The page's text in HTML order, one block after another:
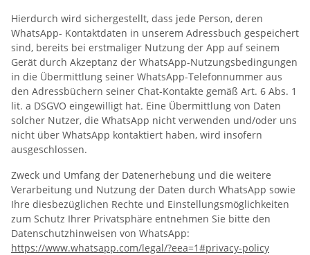
Hierdurch wird sichergestellt, dass jede Person, deren
WhatsApp- Kontaktdaten in unserem Adressbuch gespeichert
sind, bereits bei erstmaliger Nutzung der App auf seinem
Gerät durch Akzeptanz der WhatsApp-Nutzungsbedingungen
in die Übermittlung seiner WhatsApp-Telefonnummer aus
den Adressbüchern seiner Chat-Kontakte gemäß Art. 6 Abs. 1
lit. a DSGVO eingewilligt hat. Eine Übermittlung von Daten
solcher Nutzer, die WhatsApp nicht verwenden und/oder uns
nicht über WhatsApp kontaktiert haben, wird insofern
ausgeschlossen.
Zweck und Umfang der Datenerhebung und die weitere
Verarbeitung und Nutzung der Daten durch WhatsApp sowie
Ihre diesbezüglichen Rechte und Einstellungsmöglichkeiten
zum Schutz Ihrer Privatsphäre entnehmen Sie bitte den
Datenschutzhinweisen von WhatsApp:
https://www.whatsapp.com/legal/?eea=1#privacy-policy